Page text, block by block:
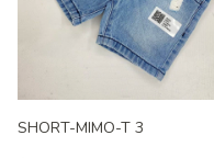
SHORT-MIMO-T 3